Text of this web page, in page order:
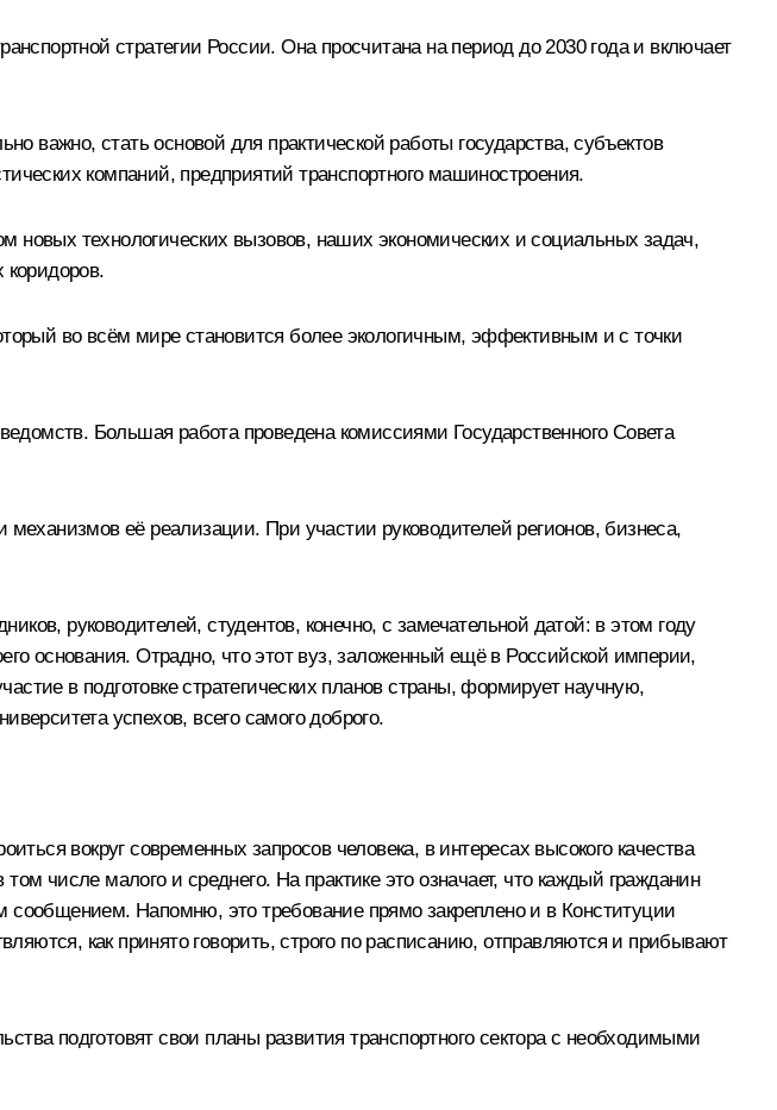
стратегии России. Она просчитана на период до 2030 года и включает
важно, стать основой для практической работы государства, субъектов
компаний, предприятий транспортного машиностроения.
новых технологических вызовов, наших экономических и социальных задач,
коридоров.
во всём мире становится более экологичным, эффективным и с точки
Большая работа проведена комиссиями Государственного Совета
её реализации. При участии руководителей регионов, бизнеса,
руководителей, студентов, конечно, с замечательной датой: в этом году
основания. Отрадно, что этот вуз, заложенный ещё в Российской империи,
в подготовке стратегических планов страны, формирует научную,
успехов, всего самого доброго.
вокруг современных запросов человека, в интересах высокого качества
числе малого и среднего. На практике это означает, что каждый гражданин
Напомню, это требование прямо закреплено и в Конституции
как принято говорить, строго по расписанию, отправляются и прибывают
подготовят свои планы развития транспортного сектора с необходимыми